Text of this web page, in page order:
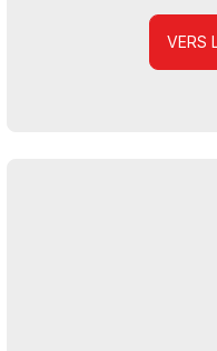
VERS